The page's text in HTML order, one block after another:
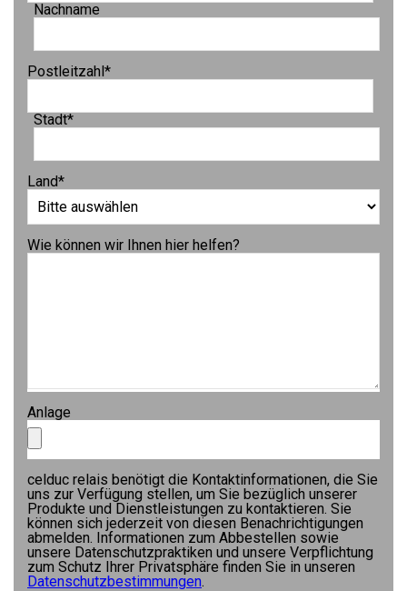
Nachname
Postleitzahl*
Stadt*
Land*
Wie können wir Ihnen hier helfen?
Anlage
celduc relais benötigt die Kontaktinformationen, die Sie
uns zur Verfügung stellen, um Sie bezüglich unserer
Produkte und Dienstleistungen zu kontaktieren. Sie
können sich jederzeit von diesen Benachrichtigungen
abmelden. Informationen zum Abbestellen sowie
unsere Datenschutzpraktiken und unsere Verpflichtung
zum Schutz Ihrer Privatsphäre finden Sie in unseren
Datenschutzbestimmungen.